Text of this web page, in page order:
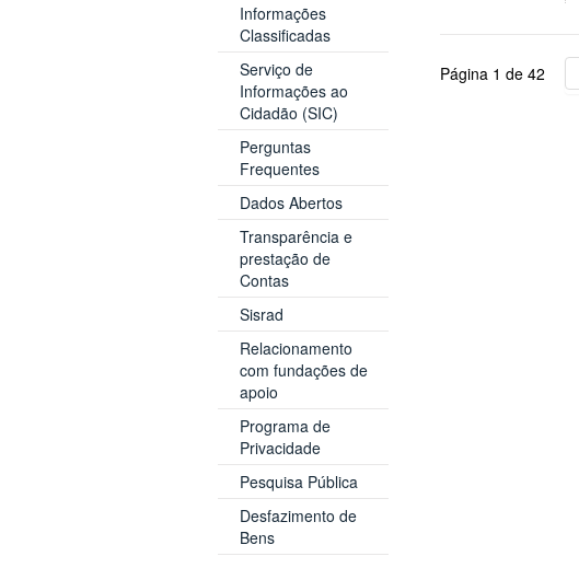
Informações
Classificadas
Serviço de
Informações ao
Cidadão (SIC)
Perguntas
Frequentes
Dados Abertos
Transparência e
prestação de
Contas
Sisrad
Relacionamento
com fundações de
apoio
Programa de
Privacidade
Pesquisa Pública
Desfazimento de
Bens
Página 1 de 42